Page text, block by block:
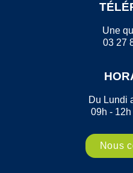
Une
03 27
Du Lundi
09h -
Nous